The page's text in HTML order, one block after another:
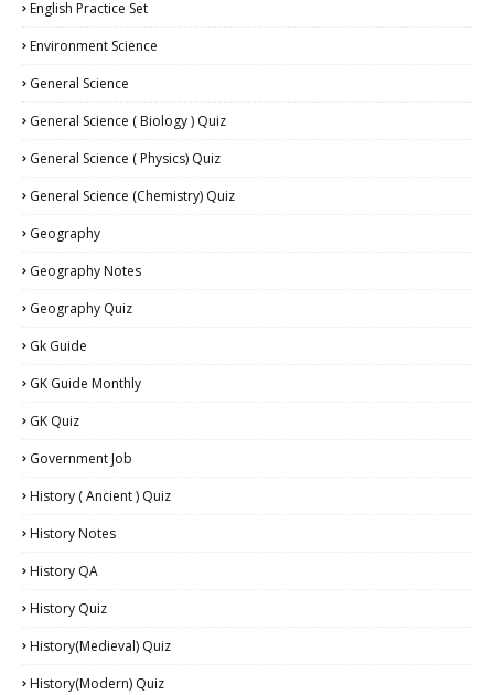
English Practice Set
Environment Science
General Science
General Science ( Biology ) Quiz
General Science ( Physics) Quiz
General Science (Chemistry) Quiz
Geography
Geography Notes
Geography Quiz
Gk Guide
GK Guide Monthly
GK Quiz
Government Job
History ( Ancient ) Quiz
History Notes
History QA
History Quiz
History(Medieval) Quiz
History(Modern) Quiz